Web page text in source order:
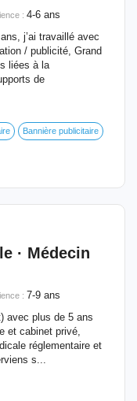
: 4-6 ans
j’ai travaillé avec
/ publicité, Grand
liées à la
de
Bannière publicitaire
· Médecin
: 7-9 ans
avec plus de 5 ans
et cabinet privé,
réglementaire et
s...